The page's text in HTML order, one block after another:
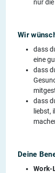
nur
Wir
dass
eine
dass
dass
liebst,
Deine
Work-